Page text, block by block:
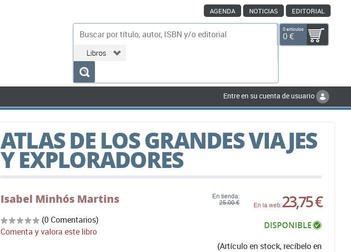
AGENDA NOTICIAS EDITORIAL
0 artículos
0 €
Entre en su cuenta de usuario
ATLAS DE LOS GRANDES VIAJES
Y EXPLORADORES
Isabel Minhós Martins
(0 Comentarios)
Comenta y valora este libro
En tienda:
25,00 €
En la web:23,75 €
DISPONIBLE
(Artículo en stock, recíbelo en